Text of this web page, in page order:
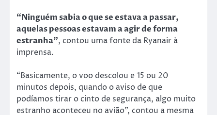
“Ninguém sabia o que se estava a passar,
aquelas pessoas estavam a agir de forma
estranha”, contou uma fonte da Ryanair à
imprensa.
“Basicamente, o voo descolou e 15 ou 20
minutos depois, quando o aviso de que
podíamos tirar o cinto de segurança, algo muito
estranho aconteceu no avião”, contou a mesma